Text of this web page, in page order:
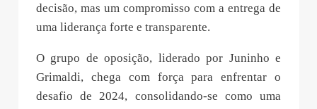
decisão, mas um compromisso com a entrega de
uma liderança forte e transparente.
O grupo de oposição, liderado por Juninho e
Grimaldi, chega com força para enfrentar o
desafio de 2024, consolidando-se como uma